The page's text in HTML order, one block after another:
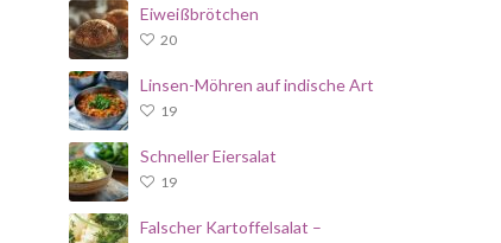
Eiweißbrötchen
20
Linsen-Möhren auf indische Art
19
Schneller Eiersalat
19
Falscher Kartoffelsalat –